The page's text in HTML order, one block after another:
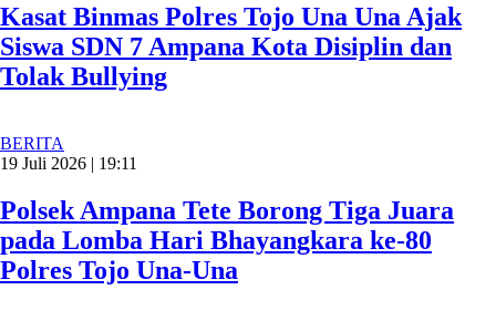
Kasat Binmas Polres Tojo Una Una Ajak
Siswa SDN 7 Ampana Kota Disiplin dan
Tolak Bullying
BERITA
19 Juli 2026 | 19:11
Polsek Ampana Tete Borong Tiga Juara
pada Lomba Hari Bhayangkara ke-80
Polres Tojo Una-Una